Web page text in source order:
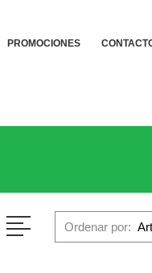
PROMOCIONES
Ordenar por: